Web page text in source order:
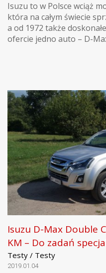
Isuzu to w Polsce wciąż
która na całym świecie
a od 1972 także
ofercie jedno auto – D-
Isuzu D-Max Double
KM – Do zadań
Testy / Testy
2019.01.04